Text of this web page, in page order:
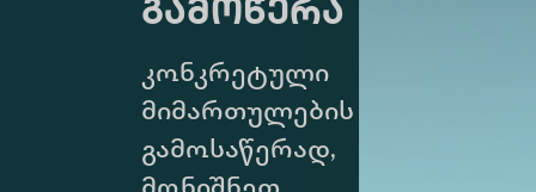
გამოწერა
კონკრეტული
მიმართულების
გამოსაწერად,